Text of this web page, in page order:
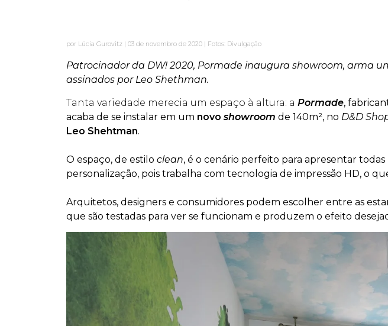
por Lúcia Gurovitz | 03 de novembro de 2020 | Fotos: Divulgação
Patrocinador da DW! 2020, Pormade inaugura showroom, arma
assinados por Leo Shethman.
Tanta variedade merecia um espaço à altura: a Pormade,
acaba de se instalar em um novo showroom de 140m², no D&D
Leo Shehtman.
O espaço, de estilo clean, é o cenário perfeito para apresentar
personalização, pois trabalha com tecnologia de impressão HD, o
Arquitetos, designers e consumidores podem escolher entre as
que são testadas para ver se funcionam e produzem o efeito